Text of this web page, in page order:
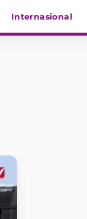
Internasional